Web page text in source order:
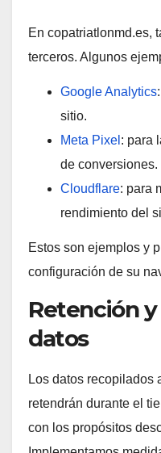
En copatriatlonmd.es,
terceros. Algunos
Google Analytics
sitio.
Meta Pixel : para
de conversiones.
Cloudflare: para
rendimiento del
Estos son ejemplos y
configuración de su
Retención
datos
Los datos recopilados
retendrán durante el
con los propósitos